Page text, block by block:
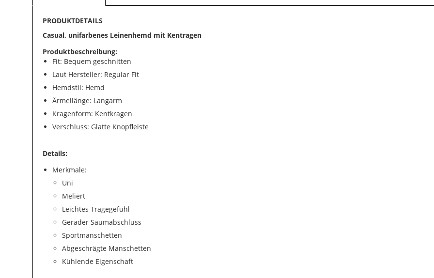
PRODUKTDETAILS
Casual, unifarbenes Leinenhemd mit Kentragen
Produktbeschreibung:
Fit: Bequem geschnitten
Laut Hersteller: Regular Fit
Hemdstil: Hemd
Ärmellänge: Langarm
Kragenform: Kentkragen
Verschluss: Glatte Knopfleiste
Details:
Merkmale:
Uni
Meliert
Leichtes Tragegefühl
Gerader Saumabschluss
Sportmanschetten
Abgeschrägte Manschetten
Kühlende Eigenschaft